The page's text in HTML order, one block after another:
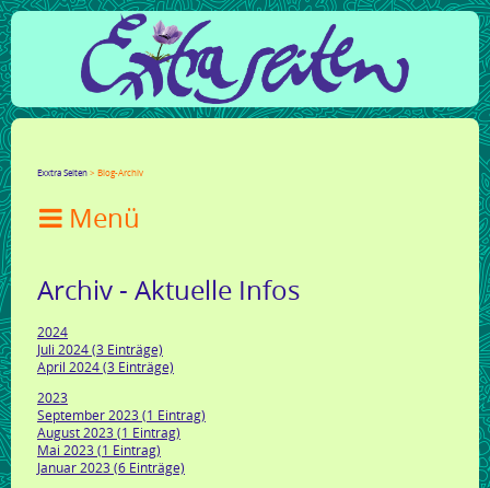
Exxtra Seiten Blog-Archiv

Archiv - Aktuelle Infos
2024
Juli 2024 (3 Einträge)
April 2024 (3 Einträge)
2023
September 2023 (1 Eintrag)
August 2023 (1 Eintrag)
Mai 2023 (1 Eintrag)
Januar 2023 (6 Einträge)